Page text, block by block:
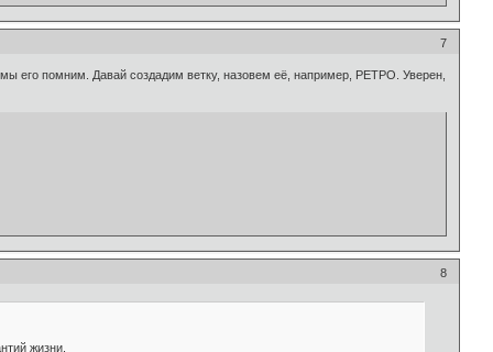
7
его помним. Давай создадим ветку, назовем её, например, РЕТРО. Уверен,
8
жизни.